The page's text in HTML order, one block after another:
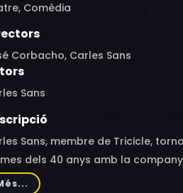
Comèdia
Corbacho, Carles Sans
Sans
Sans, membre de Tricicle,
dels 40 anys amb la
gest i paraula en un